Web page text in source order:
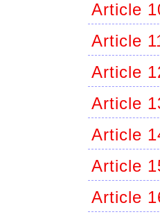
Article
Article
Article
Article
Article
Article
Article